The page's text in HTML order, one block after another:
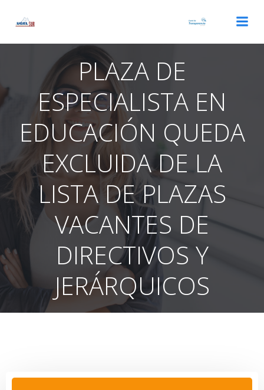
PLAZA DE
ESPECIALISTA EN
EDUCACIÓN QUEDA
EXCLUIDA DE LA
LISTA DE PLAZAS
VACANTES DE
DIRECTIVOS Y
JERÁRQUICOS